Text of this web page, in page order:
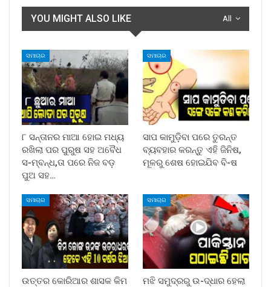
All
YOU MIGHT ALSO LIKE
ସମାଚାର
୮ ସନ୍ତାନର ମାଆ ହୋଇ ମଧ୍ୟ
ରଖିଲା ପର ପୁରୁଷ ସହ ଅବୈଧ
ସ-ମ୍ବନ୍ଧ,ତା ପରେ ନିଜ ବଡ଼
ପୁଅ ସହ…
ସମାଚାର
ସାପ କାମୁଡ଼ିବା ପରେ ତୁରନ୍ତ
ବ୍ୟବହାର କରନ୍ତୁ ଏହି ଜିନିଷ,
ମୂଳରୁ ଶେଷ ହୋଇଯିବ ବି-ଷ
ସମାଚାର
ଉତ୍ତର କୋରିଆର ଶାସକ କିମ
ସମାଚାର
ମଝି ସମୁଦ୍ରରୁ ଉ-ଦ୍ଧାର ହେଲା